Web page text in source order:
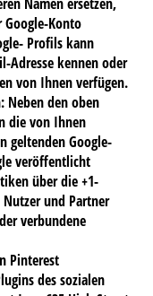
Konto
Profils kann
Adresse kennen oder
von Ihnen verfügen.
Neben den oben
die von Ihnen
geltenden Google-
veröffentlicht
über die +1-
und Partner
verbundene
Pinterest
des sozialen